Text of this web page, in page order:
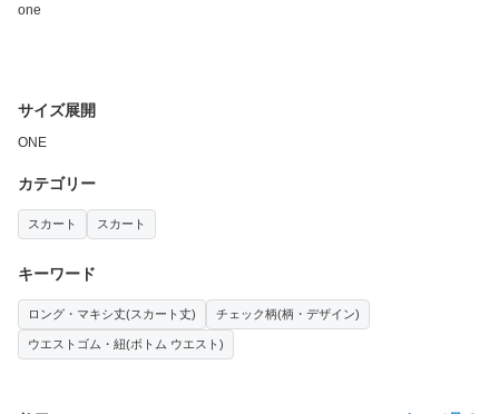
one
サイズ展開
ONE
カテゴリー
スカート スカート
キーワード
ロング・マキシ丈(スカート丈) チェック柄(柄・デザイン)
ウエストゴム・紐(ボトム ウエスト)